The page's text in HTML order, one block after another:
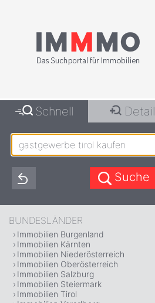
Schnell Detail
BUNDESLÄNDER
Immobilien Burgenland
Immobilien Kärnten
Immobilien Niederösterreich
Immobilien Oberösterreich
Immobilien Salzburg
Immobilien Steiermark
Immobilien Tirol